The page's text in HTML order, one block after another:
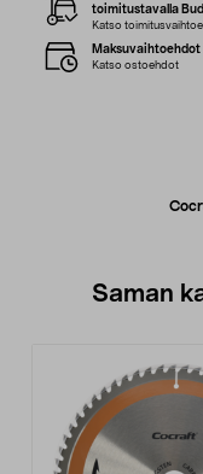
toimitustavalla
Katso
Maksuvaihtoehdot
Katso ostoehdot
Saman